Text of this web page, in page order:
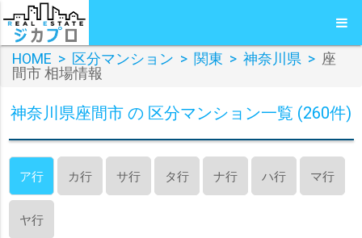
HOME > 区分マンション > 関東 > 神奈川県 > 座
間市 相場情報
神奈川県座間市 の 区分マンション一覧 (260件)
ア行 カ行 サ行 タ行 ナ行 ハ行 マ行
ヤ行